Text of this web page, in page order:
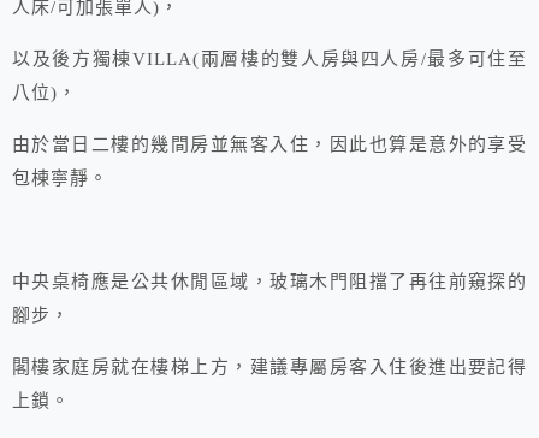
人床/可加張單人)，
以及後方獨棟VILLA(兩層樓的雙人房與四人房/最多可住至
八位)，
由於當日二樓的幾間房並無客入住，因此也算是意外的享受
包棟寧靜。
中央桌椅應是公共休閒區域，玻璃木門阻擋了再往前窺探的
腳步，
閣樓家庭房就在樓梯上方，建議專屬房客入住後進出要記得
上鎖。